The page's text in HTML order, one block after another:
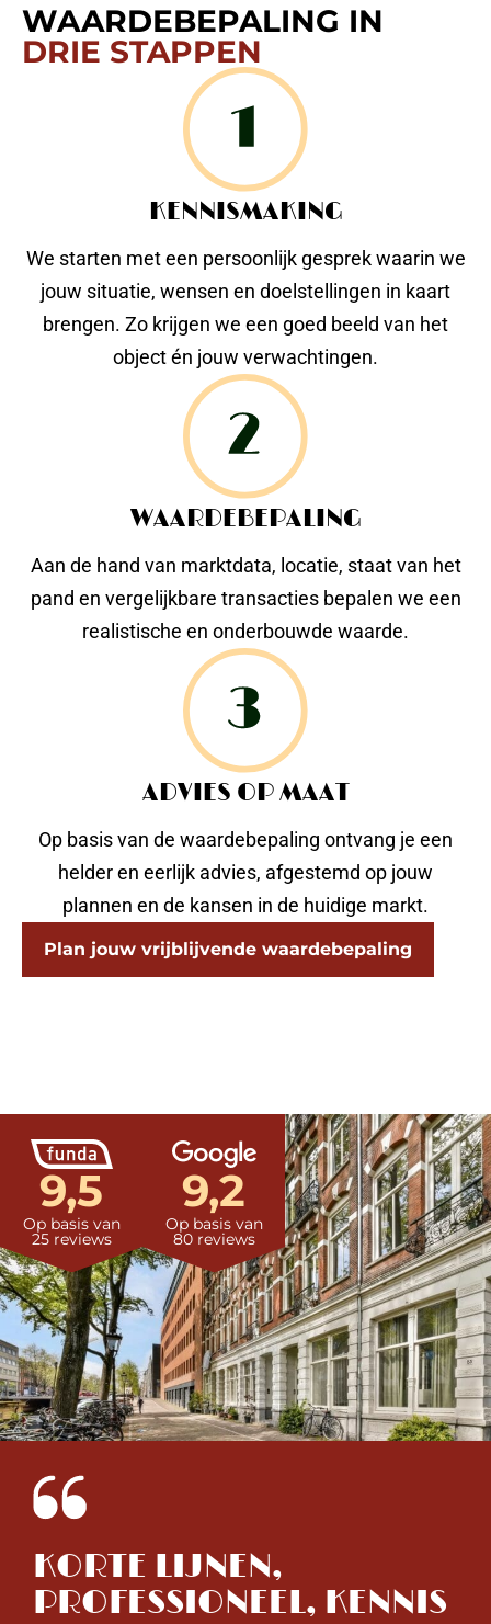
WAARDEBEPALING IN
DRIE STAPPEN
KENNISMAKING
We starten met een persoonlijk gesprek waarin we
jouw situatie, wensen en doelstellingen in kaart
brengen. Zo krijgen we een goed beeld van het
object én jouw verwachtingen.
WAARDEBEPALING
Aan de hand van marktdata, locatie, staat van het
pand en vergelijkbare transacties bepalen we een
realistische en onderbouwde waarde.
ADVIES OP MAAT
Op basis van de waardebepaling ontvang je een
helder en eerlijk advies, afgestemd op jouw
plannen en de kansen in de huidige markt.
Plan jouw vrijblijvende waardebepaling
9,5
Op basis van
25 reviews
9,2
Op basis van
80 reviews
KORTE LIJNEN,
PROFESSIONEEL, KENNIS